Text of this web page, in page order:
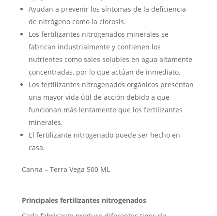
Ayudan a prevenir los síntomas de la deficiencia
de nitrógeno como la clorosis.
Los fertilizantes nitrogenados minerales se
fabrican industrialmente y contienen los
nutrientes como sales solubles en agua altamente
concentradas, por lo que actúan de inmediato.
Los fertilizantes nitrogenados orgánicos presentan
una mayor vida útil de acción debido a que
funcionan más lentamente que los fertilizantes
minerales.
El fertilizante nitrogenado puede ser hecho en
casa.
Canna – Terra Vega 500 ML
Principales fertilizantes nitrogenados